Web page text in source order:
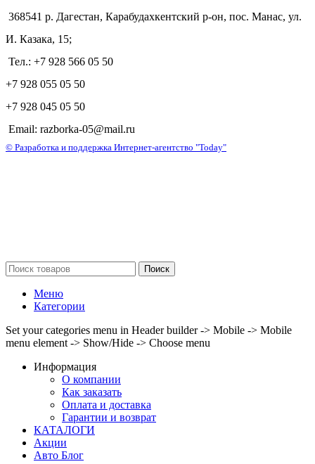
368541 р. Дагестан, Карабудахкентский р-он, пос. Манас, ул.
И. Казака, 15;
Тел.: +7 928 566 05 50
+7 928 055 05 50
+7 928 045 05 50
Email: razborka-05@mail.ru
© Разработка и поддержка Интернет-агентство "Today"
Поиск
Меню
Категории
Set your categories menu in Header builder -> Mobile -> Mobile
menu element -> Show/Hide -> Choose menu
Информация
О компании
Как заказать
Оплата и доставка
Гарантии и возврат
КАТАЛОГИ
Акции
Авто Блог